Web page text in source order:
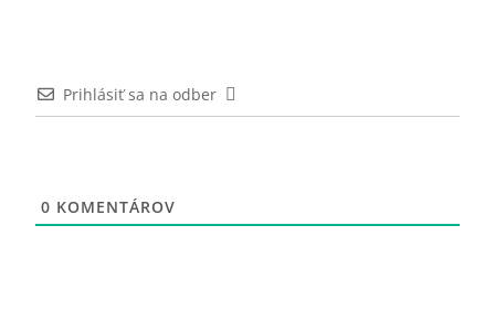
Prihlásiť sa na odber
0 KOMENTÁROV